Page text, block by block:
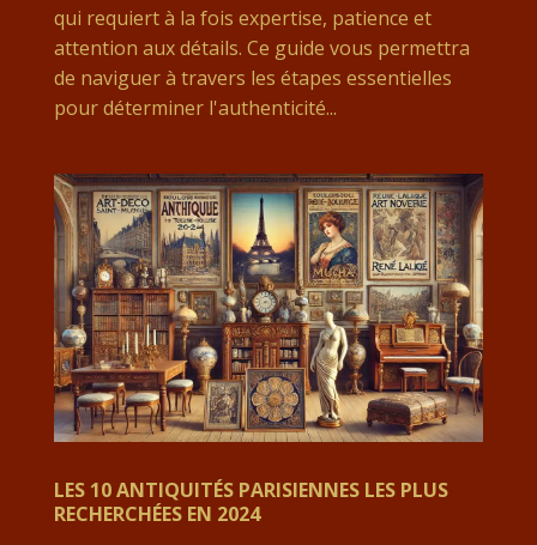
qui requiert à la fois expertise, patience et
attention aux détails. Ce guide vous permettra
de naviguer à travers les étapes essentielles
pour déterminer l'authenticité...
LES 10 ANTIQUITÉS PARISIENNES LES PLUS
RECHERCHÉES EN 2024